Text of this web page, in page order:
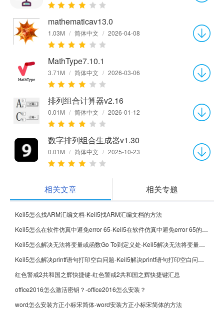
mathematicav13.0
1.03M / 简体中文 / 2026-04-08
MathType7.10.1
3.71M / 简体中文 / 2026-03-06
排列组合计算器v2.16
0.01M / 简体中文 / 2026-01-12
数字排列组合生成器v1.30
0.01M / 简体中文 / 2025-10-23
相关文章 相关专题
Keil5怎么找ARM汇编文档-Keil5找ARM汇编文档的方法
Keil5怎么在软件仿真中避免error 65-Keil5在软件仿真中避免error 65的方法
Keil5怎么解决无法将变量或函数Go To到定义处-Keil5解决无法将变量或函数Go To到定义处的方法
Keil5怎么解决printf语句打印空白问题-Keil5解决printf语句打印空白问题的方法
红色警戒2共和国之辉快捷键-红色警戒2共和国之辉快捷键汇总
office2016怎么激活密钥？-office2016怎么安装？
word怎么安装方正小标宋简体-word安装方正小标宋简体的方法